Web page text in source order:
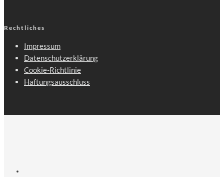
Rechtliches
Impressum
Datenschutzerklärung
Cookie-Richtlinie
Haftungsausschluss